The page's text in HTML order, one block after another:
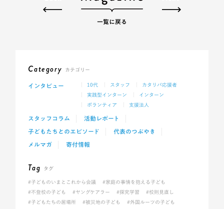
一覧に戻る
Category カテゴリー
インタビュー 10代 スタッフ
カタリバ応援者
実践型インターン
インターン
ボランティア
支援法人
スタッフコラム
活動レポート
子どもたちとのエピソード
代表のつぶやき
メルマガ
寄付情報
Tag タグ
#子どものいまとこれから会議
#家庭の事情を抱える子ども
#不登校の子ども
#ヤングケアラー #探究学習
#校則見直し
#子どもたちの居場所
#被災地の子ども
#外国ルーツの子ども